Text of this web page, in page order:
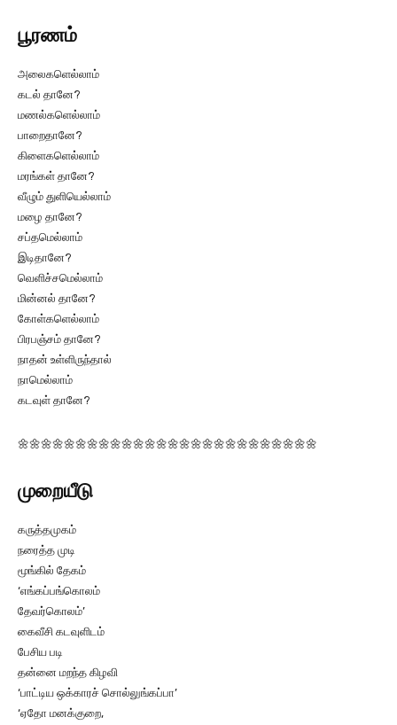
பூரணம்
அலைகளெல்லாம்
கடல் தானே?
மணல்களெல்லாம்
பாறைதானே?
கிளைகளெல்லாம்
மரங்கள் தானே?
வீழும் துளியெல்லாம்
மழை தானே?
சப்தமெல்லாம்
இடிதானே?
வெளிச்சமெல்லாம்
மின்னல் தானே?
கோள்களெல்லாம்
பிரபஞ்சம் தானே?
நாதன் உள்ளிருந்தால்
நாமெல்லாம்
கடவுள் தானே?
🌼🌼🌼🌼🌼🌼🌼🌼🌼🌼🌼🌼🌼🌼🌼🌼🌼🌼🌼🌼🌼🌼🌼🌼🌼🌼
முறையீடு
கருத்தமுகம்
நரைத்த முடி
மூங்கில் தேகம்
‘எங்கப்பங்கொலம்
தேவர்கொலம்’
கைவீசி கடவுளிடம்
பேசிய படி
தன்னை மறந்த கிழவி
‘பாட்டிய ஒக்காரச் சொல்லுங்கப்பா’
‘ஏதோ மனக்குறை,